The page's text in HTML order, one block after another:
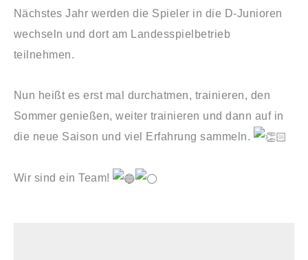
Nächstes Jahr werden die Spieler in die D-Junioren
wechseln und dort am Landesspielbetrieb
teilnehmen.
Nun heißt es erst mal durchatmen, trainieren, den
Sommer genießen, weiter trainieren und dann auf in
die neue Saison und viel Erfahrung sammeln.
Wir sind ein Team!